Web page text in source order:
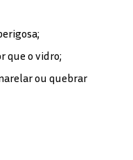
que o vidro;